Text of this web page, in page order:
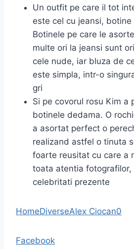
Un outfit pe care il tot
este cel cu jeansi,
Botinele pe care le
multe ori la jeansi sunt
cele nude, iar bluza de
este simpla, intr-o
gri
Si pe covorul rosu Kim a
botinele dedama. O
a asortat perfect o
realizand astfel o tinuta
foarte reusitat cu care a
toata atentia
celebritati prezente
HomeDiverseAlex Ciocan0
Facebook